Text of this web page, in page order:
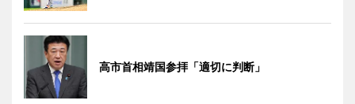
高市首相靖国参拝「適切に判断」